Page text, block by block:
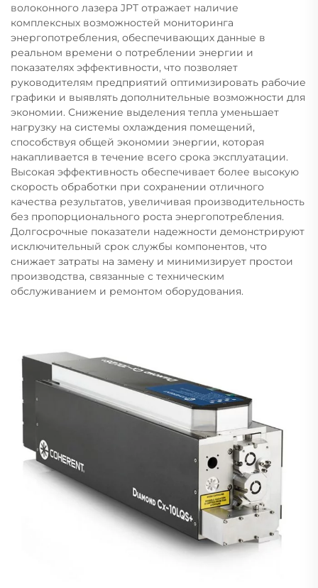
волоконного лазера JPT отражает наличие
комплексных возможностей мониторинга
энергопотребления, обеспечивающих данные в
реальном времени о потреблении энергии и
показателях эффективности, что позволяет
руководителям предприятий оптимизировать рабочие
графики и выявлять дополнительные возможности для
экономии. Снижение выделения тепла уменьшает
нагрузку на системы охлаждения помещений,
способствуя общей экономии энергии, которая
накапливается в течение всего срока эксплуатации.
Высокая эффективность обеспечивает более высокую
скорость обработки при сохранении отличного
качества результатов, увеличивая производительность
без пропорционального роста энергопотребления.
Долгосрочные показатели надежности демонстрируют
исключительный срок службы компонентов, что
снижает затраты на замену и минимизирует простои
производства, связанные с техническим
обслуживанием и ремонтом оборудования.